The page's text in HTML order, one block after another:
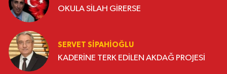
OKULA SİLAH GİRERSE
SERVET SİPAHİOĞLU
KADERİNE TERK EDİLEN AKDAĞ PROJESİ